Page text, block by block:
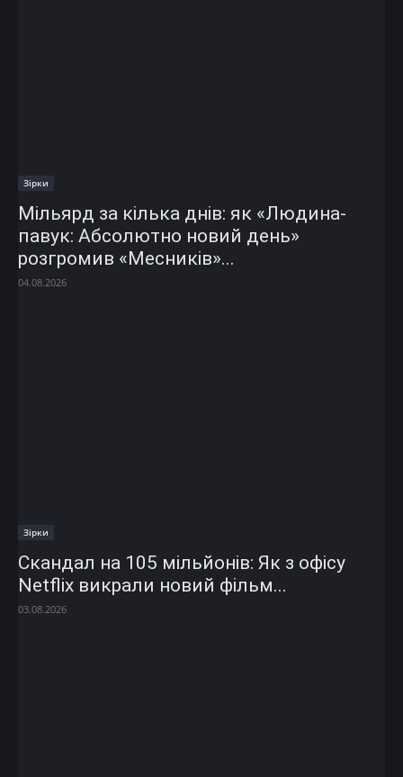
Зірки
Мільярд за кілька днів: як «Людина-
павук: Абсолютно новий день»
розгромив «Месників»...
04.08.2026
Зірки
Скандал на 105 мільйонів: Як з офісу
Netflix викрали новий фільм...
03.08.2026